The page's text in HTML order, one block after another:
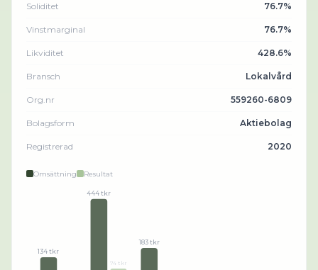
Soliditet 76.7%
Vinstmarginal 76.7%
Likviditet 428.6%
Bransch Lokalvård
Org.nr 559260-6809
Bolagsform Aktiebolag
Registrerad 2020
Omsättning Resultat
134 tkr
444 tkr
74 tkr
183 tkr